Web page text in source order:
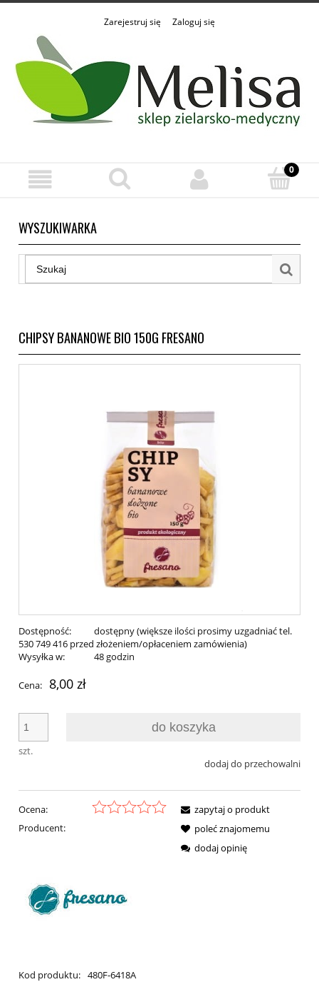
Zarejestruj się Zaloguj się
WYSZUKIWARKA
CHIPSY BANANOWE BIO 150G FRESANO
Dostępność:
dostępny (większe ilości prosimy uzgadniać tel.
530 749 416 przed złożeniem/opłaceniem zamówienia)
Wysyłka w:
48 godzin
Cena: 8,00 zł
szt.
do koszyka
dodaj do przechowalni
Ocena:
Producent:
Kod produktu: 480F-6418A
zapytaj o produkt
poleć znajomemu
dodaj opinię